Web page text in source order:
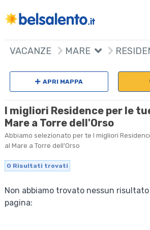
VACANZE MARE
APRI MAPPA
I migliori Residence per le
Mare a Torre dell'Orso
Abbiamo selezionato per te I migliori
al Mare a Torre dell'Orso
0 Risultati trovati
Non abbiamo trovato nessun
pagina: